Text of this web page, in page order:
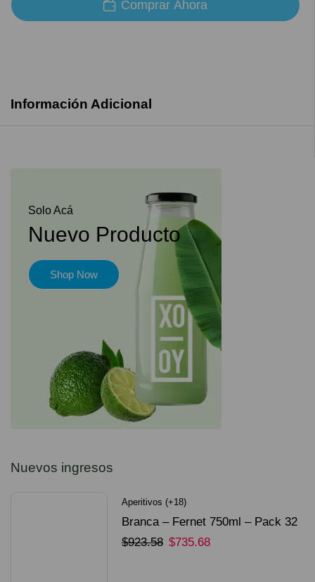
Comprar Ahora
Información Adicional
Solo Acá
Nuevo Producto
Shop Now
Nuevos ingresos
Aperitivos (+18)
Branca – Fernet 750ml – Pack 32
Unidades
$923.58 $735.68